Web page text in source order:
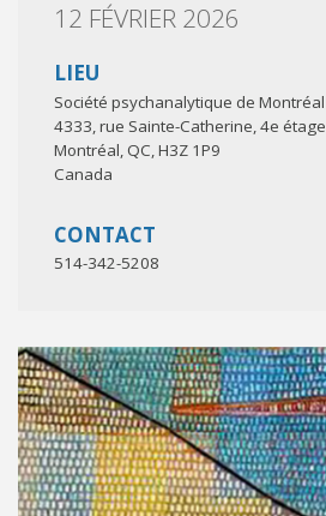
12 FÉVRIER 2026
LIEU
Société psychanalytique de Montréal
4333, rue Sainte-Catherine, 4e étage
Montréal,QC,H3Z 1P9
Canada
CONTACT
514-342-5208